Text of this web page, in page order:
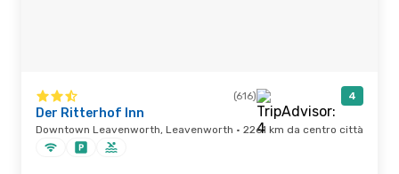
(616) 4
Der Ritterhof Inn
Downtown Leavenworth, Leavenworth · 2261 km da centro città